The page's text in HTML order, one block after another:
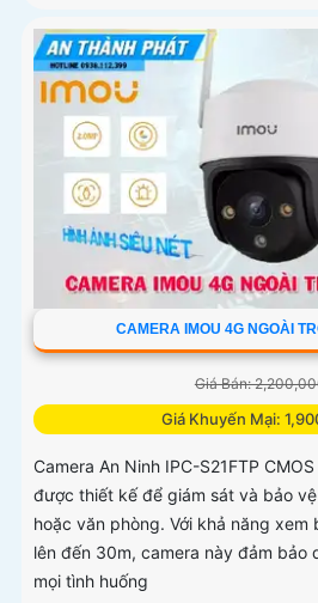
CAMERA IMOU 4G NGOÀI
Giá Bán:
Giá Khuyến Mại:
Camera An Ninh IPC-S21FTP
được thiết kế để giám sát và bảo
hoặc văn phòng. Với khả năng xem
lên đến 30m, camera này đảm bảo
mọi tình huống